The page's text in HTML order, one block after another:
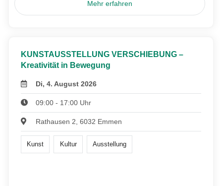
Mehr erfahren
KUNSTAUSSTELLUNG VERSCHIEBUNG –
Kreativität in Bewegung
Di, 4. August 2026
09:00 - 17:00 Uhr
Rathausen 2, 6032 Emmen
Kunst Kultur Ausstellung